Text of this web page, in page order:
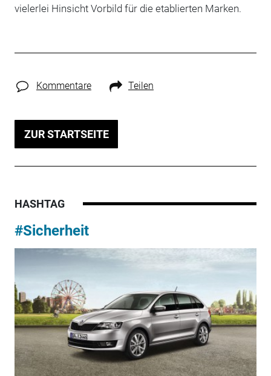
vielerlei Hinsicht Vorbild für die etablierten Marken.
Kommentare Teilen
ZUR STARTSEITE
HASHTAG
#Sicherheit